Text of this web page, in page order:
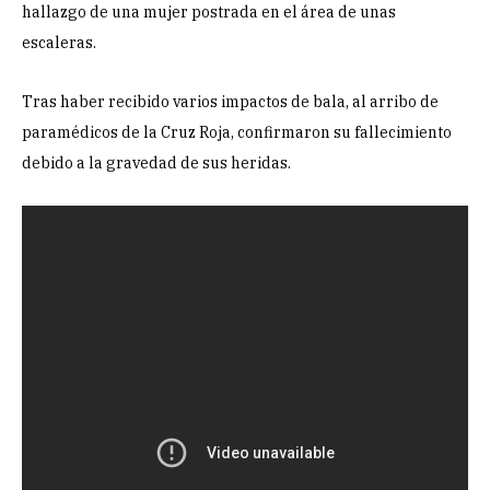
hallazgo de una mujer postrada en el área de unas
escaleras.
Tras haber recibido varios impactos de bala, al arribo de
paramédicos de la Cruz Roja, confirmaron su fallecimiento
debido a la gravedad de sus heridas.